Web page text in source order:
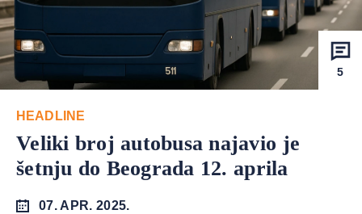
5
HEADLINE
Veliki broj autobusa najavio je
šetnju do Beograda 12. aprila
07. APR. 2025.